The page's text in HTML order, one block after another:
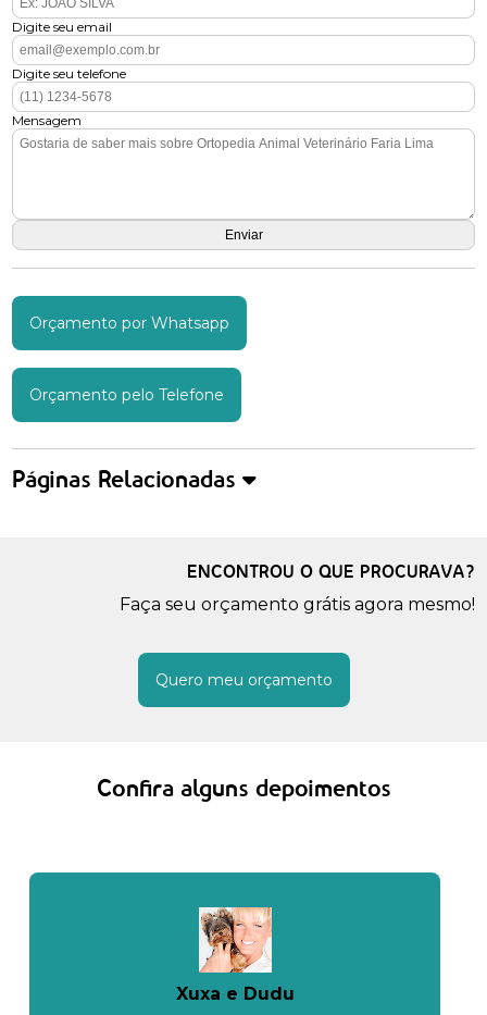
Digite seu email
Digite seu telefone
Mensagem
Orçamento por Whatsapp
Orçamento pelo Telefone
Páginas Relacionadas
ENCONTROU O QUE PROCURAVA?
Faça seu orçamento grátis agora mesmo!
Quero meu orçamento
Confira alguns depoimentos
Xuxa e Dudu